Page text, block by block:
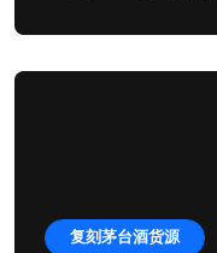
复刻茅台酒货源